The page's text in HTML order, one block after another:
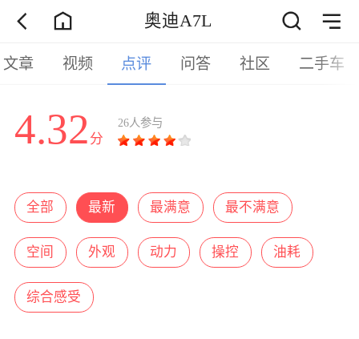
奥迪A7L
文章 视频 点评 问答 社区 二手车
4.32 分
26人参与
全部 最新 最满意 最不满意
空间 外观 动力 操控 油耗
综合感受